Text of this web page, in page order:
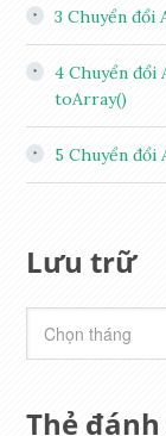
3 Chuyển đổi
4 Chuyển đổi
toArray()
5 Chuyển đổi
Lưu trữ
Thẻ